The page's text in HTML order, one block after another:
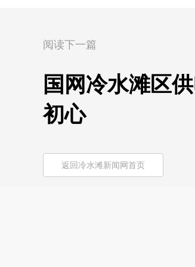
阅读下一篇
国网冷水滩区
初心
返回冷水滩新闻网首页